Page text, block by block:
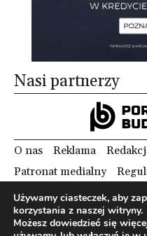
Nasi partnerzy
O nas Reklama
Patronat medialny
Copyright 2012 Biznes i Styl.
Polityka prywatności
Używamy ciasteczek, aby
korzystania z naszej witryny.
Możesz dowiedzieć się